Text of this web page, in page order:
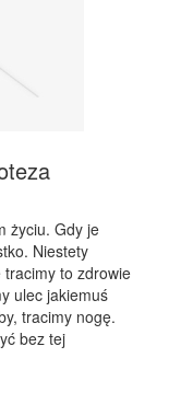
życiu. Gdy je
Niestety
to zdrowie
ulec jakiemuś
tracimy nogę.
bez tej